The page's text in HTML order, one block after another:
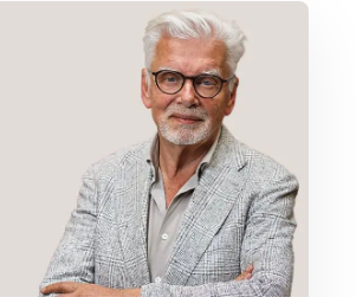
Jan Slagter: Vakantie